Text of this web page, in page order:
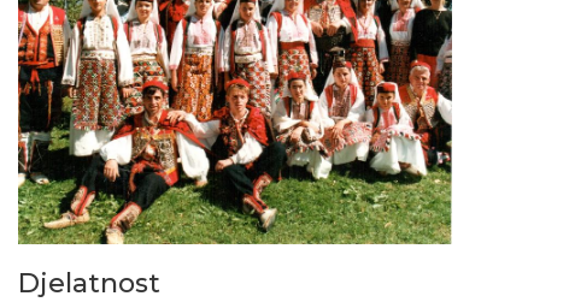
Djelatnost